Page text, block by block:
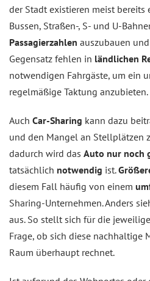
der Stadt existieren meist bereits
Bussen, Straßen-, S- und U-
Passagierzahlen auszubauen
Gegensatz fehlen in ländlichen
notwendigen Fahrgäste, um ein
regelmäßige Taktung anzubieten.
Auch Car-Sharing kann dazu
und den Mangel an Stellplätzen
dadurch wird das Auto nur noch
tatsächlich notwendig ist.
diesem Fall häufig von einem
Sharing-Unternehmen. Anders
aus. So stellt sich für die
Frage, ob sich diese
Raum überhaupt rechnet.